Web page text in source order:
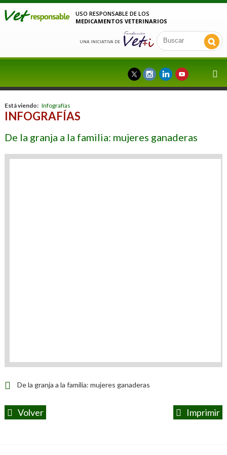
USO RESPONSABLE DE LOS
MEDICAMENTOS VETERINARIOS
UNA INICIATIVA DE
Está viendo: Infografías
INFOGRAFÍAS
De la granja a la familia: mujeres ganaderas
De la granja a la familia: mujeres ganaderas
Volver Imprimir